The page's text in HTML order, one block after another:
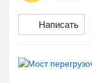
Написать